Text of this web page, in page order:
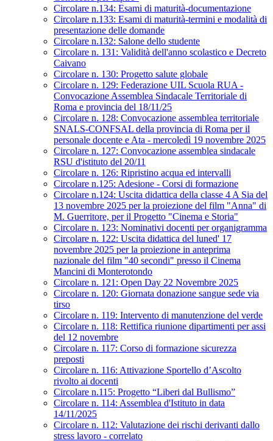
Circolare n.134: Esami di maturità-documentazione
Circolare n.133: Esami di maturità-termini e modalità di
presentazione delle domande
Circolare n.132: Salone dello studente
Circolare n. 131: Validità dell'anno scolastico e Decreto
Caivano
Circolare n. 130: Progetto salute globale
Circolare n. 129: Federazione UIL Scuola RUA -
Convocazione Assemblea Sindacale Territoriale di
Roma e provincia del 18/11/25
Circolare n. 128: Convocazione assemblea territoriale
SNALS-CONFSAL della provincia di Roma per il
personale docente e Ata - mercoledì 19 novembre 2025
Circolare n. 127: Convocazione assemblea sindacale
RSU d'istituto del 20/11
Circolare n. 126: Ripristino acqua ed intervalli
Circolare n.125: Adesione - Corsi di formazione
Circolare n.124: Uscita didattica della classe 4 A Sia del
13 novembre 2025 per la proiezione del film "Anna" di
M. Guerritore, per il Progetto "Cinema e Storia"
Circolare n. 123: Nominativi docenti per organigramma
Circolare n. 122: Uscita didattica del luned' 17
novembre 2025 per la proiezione in anteprima
nazionale del film "40 secondi" presso il Cinema
Mancini di Monterotondo
Circolare n. 121: Open Day 22 Novembre 2025
Circolare n. 120: Giornata donazione sangue sede via
tirso
Circolare n. 119: Intervento di manutenzione del verde
Circolare n. 118: Rettifica riunione dipartimenti per assi
del 12 novembre
Circolare n. 117: Corso di formazione sicurezza
preposti
Circolare n. 116: Attivazione Sportello d’Ascolto
rivolto ai docenti
Circolare n.115: Progetto “Liberi dal Bullismo”
Circolare n. 114: Assemblea d'Istituto in data
14/11/2025
Circolare n. 112: Valutazione dei rischi derivanti dallo
stress lavoro - correlato